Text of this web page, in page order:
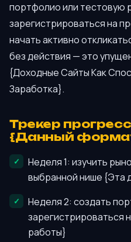
портфолио или тестовую
зарегистрироваться на
начать активно
без действия — это
{Доходные Сайты Как
Заработка}.
Трекер
{Данный
Неделя 1: изучить
выбранной нише {Эта
Неделя 2: создать
зарегистрироваться
работы}